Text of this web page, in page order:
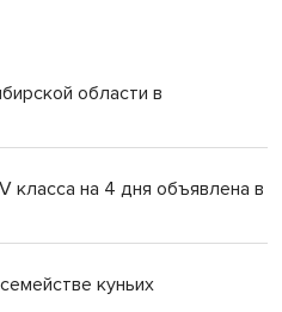
области в
класса на 4 дня объявлена в
куньих